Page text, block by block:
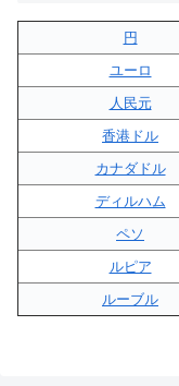
円
ユーロ
人民元
香港ドル
カナダドル
ディルハム
ペソ
ルピア
ルーブル